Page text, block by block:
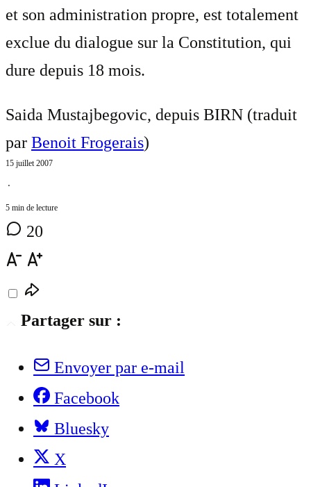
et son administration propre, est totalement
exclue du dialogue sur la Constitution, qui
dure depuis 18 mois.
Saida Mustajbegovic, depuis BIRN (traduit
par Benoit Frogerais)
15 juillet 2007
⋅
5 min de lecture
20
Partager sur :
Envoyer par e-mail
Facebook
Bluesky
X